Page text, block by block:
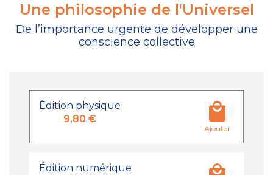
Une philosophie de l'Universel
De l’importance urgente de développer une
conscience collective
Édition physique
9,80 €
Ajouter
Édition numérique